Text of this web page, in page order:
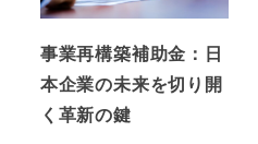
事業再構築補助金：日
本企業の未来を切り開
く革新の鍵